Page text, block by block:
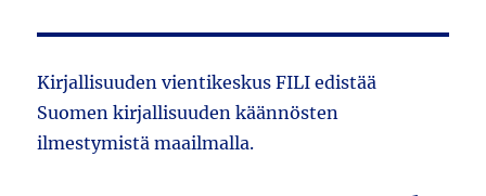
Kirjallisuuden vientikeskus FILI edistää
Suomen kirjallisuuden käännösten
ilmestymistä maailmalla.